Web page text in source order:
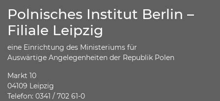
Polnisches Institut Berlin –
Filiale Leipzig
eine Einrichtung des Ministeriums für
Auswärtige Angelegenheiten der Republik Polen
Markt 10
04109 Leipzig
Telefon: 0341 / 702 61-0